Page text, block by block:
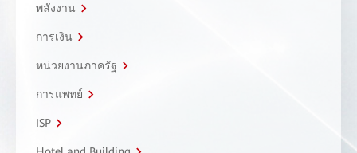
พลังงาน
การเงิน
หน่วยงานภาครัฐ
การแพทย์
ISP